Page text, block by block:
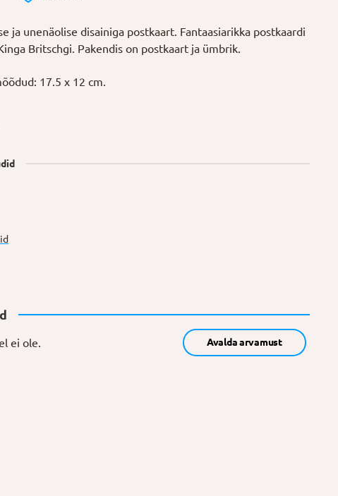
ja unenäolise disainiga postkaart. Fantaasiarikka postkaardi
Britschgi. Pakendis on postkaart ja ümbrik.
17.5 x 12 cm.
ei ole. Avalda arvamust